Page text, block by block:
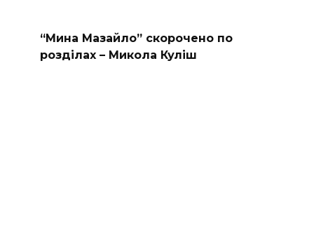
“Мина Мазайло” скорочено по
розділах – Микола Куліш